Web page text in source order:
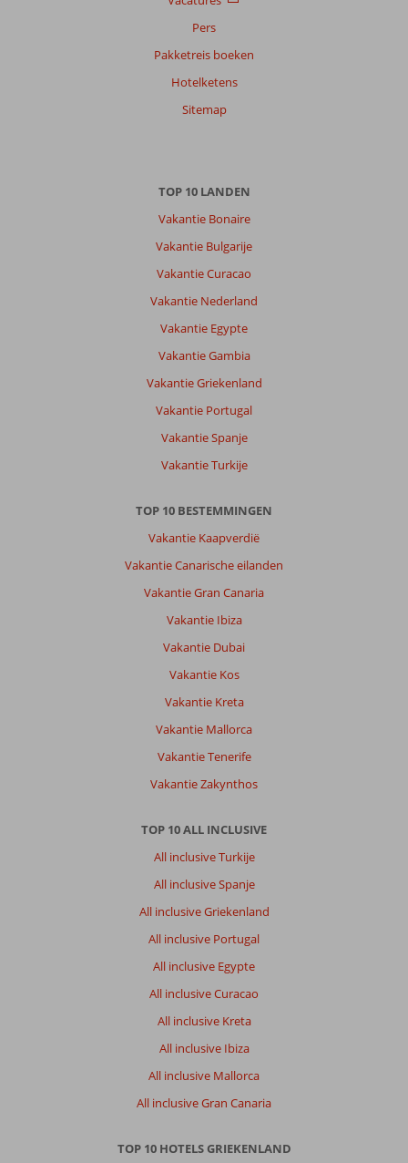
Pers
Pakketreis boeken
Hotelketens
Sitemap
TOP 10 LANDEN
Vakantie Bonaire
Vakantie Bulgarije
Vakantie Curacao
Vakantie Nederland
Vakantie Egypte
Vakantie Gambia
Vakantie Griekenland
Vakantie Portugal
Vakantie Spanje
Vakantie Turkije
TOP 10 BESTEMMINGEN
Vakantie Kaapverdië
Vakantie Canarische eilanden
Vakantie Gran Canaria
Vakantie Ibiza
Vakantie Dubai
Vakantie Kos
Vakantie Kreta
Vakantie Mallorca
Vakantie Tenerife
Vakantie Zakynthos
TOP 10 ALL INCLUSIVE
All inclusive Turkije
All inclusive Spanje
All inclusive Griekenland
All inclusive Portugal
All inclusive Egypte
All inclusive Curacao
All inclusive Kreta
All inclusive Ibiza
All inclusive Mallorca
All inclusive Gran Canaria
TOP 10 HOTELS GRIEKENLAND